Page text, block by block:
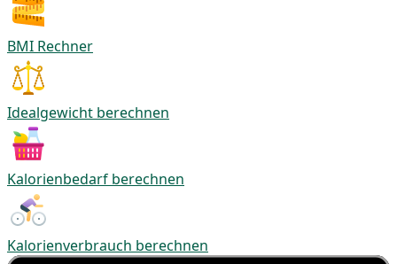
BMI Rechner
Idealgewicht berechnen
Kalorienbedarf berechnen
Kalorienverbrauch berechnen